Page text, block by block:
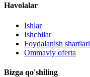
Havolalar
Ishlar
Ishchilar
Foydalanish shartlari
Ommaviy oferta
Bizga qo'shiling